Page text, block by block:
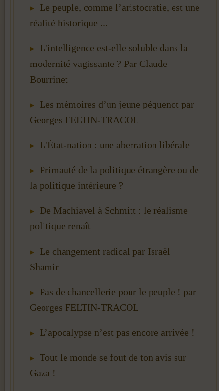
Le peuple, comme l’aristocratie, est une
réalité historique ...
L'intelligence est-elle soluble dans la
modernité vagissante ? Par Claude
Bourrinet
Les mémoires d’un jeune péquenot par
Georges FELTIN-TRACOL
L'État-nation : une aberration libérale
Primauté de la politique étrangère ou de
la politique intérieure ?
De Machiavel à Schmitt : le réalisme
politique renaît
Le changement radical par Israël
Shamir
Pas de chancellerie pour le peuple ! par
Georges FELTIN-TRACOL
L’apocalypse n’est pas encore arrivée !
Tout le monde se fout de ton avis sur
Gaza !